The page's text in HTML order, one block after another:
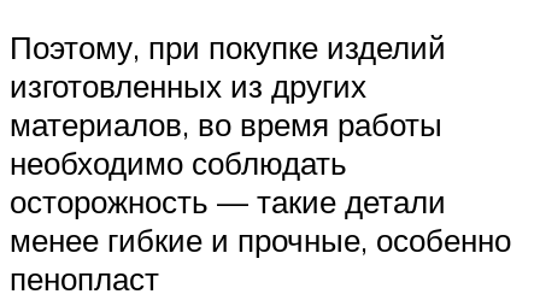
Поэтому, при покупке изделий
изготовленных из других
материалов, во время работы
необходимо соблюдать
осторожность — такие детали
менее гибкие и прочные, особенно
пенопласт